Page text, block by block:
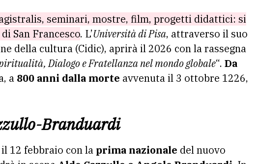
seminari, mostre, film, progetti didattici: si
San Francesco. L’Università di Pisa, attraverso il suo
della cultura (Cidic), aprirà il 2026 con la rassegna
Dialogo e Fratellanza nel mondo globale“. Da
a 800 anni dalla morte avvenuta il 3 ottobre 1226,
Branduardi
12 febbraio con la prima nazionale del nuovo